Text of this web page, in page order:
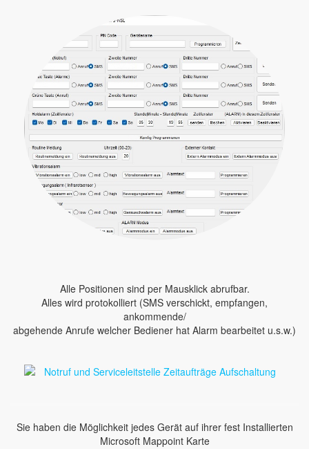
Alle Positionen sind per Mausklick abrufbar.
Alles wird protokolliert (SMS verschickt, empfangen,
ankommende/
abgehende Anrufe welcher Bediener hat Alarm bearbeitet u.s.w.)
Sie haben die Möglichkeit jedes Gerät auf ihrer fest Installierten
Microsoft Mappoint Karte